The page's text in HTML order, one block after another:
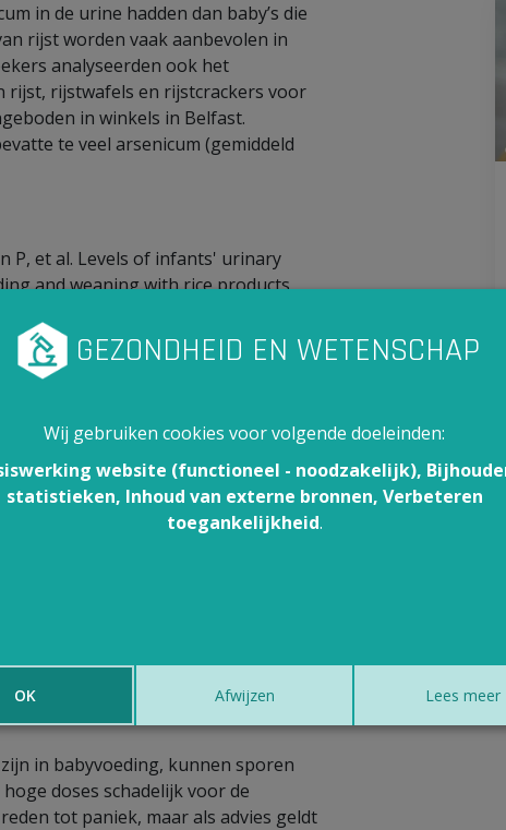
in de urine hadden dan baby’s die
rijst worden vaak aanbevolen in
analyseerden ook het
rijst, rijstwafels en rijstcrackers voor
in winkels in Belfast.
te veel arsenicum (gemiddeld
P, et al. Levels of infants' urinary
and weaning with rice products
en in het grondwater zit. Wie
aan zenuwen en bloedvaten
Wie niet overdrijft met rijst of
lopen omwille van het lage
in babyvoeding, kunnen sporen
doses schadelijk voor de
tot paniek, maar als advies geldt
Wij gebruiken cookies voor volgende doeleinden:
website (functioneel - noodzakelijk),
statistieken, Inhoud van externe bronnen, Verbeteren
toegankelijkheid.
OK Afwijzen Lees meer